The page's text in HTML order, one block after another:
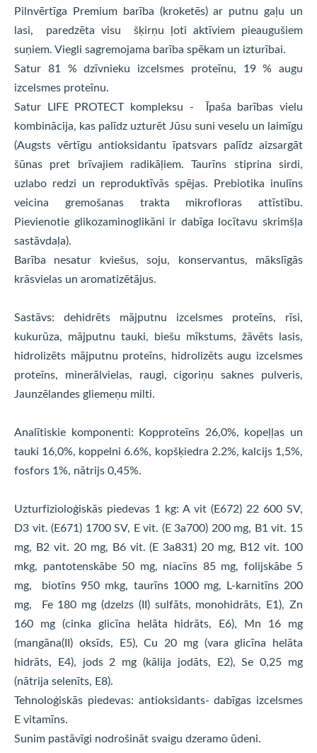
Pilnvērtīga Premium barība (kroketēs) ar putnu gaļu un
lasi, paredzēta visu šķirņu ļoti aktīviem pieaugušiem
suņiem. Viegli sagremojama barība spēkam un izturībai.
Satur 81 % dzīvnieku izcelsmes proteīnu, 19 % augu
izcelsmes proteīnu.
Satur LIFE PROTECT kompleksu - Īpaša barības vielu
kombinācija, kas palīdz uzturēt Jūsu suni veselu un laimīgu
(Augsts vērtīgu antioksidantu īpatsvars palīdz aizsargāt
šūnas pret brīvajiem radikāļiem. Taurīns stiprina sirdi,
uzlabo redzi un reproduktīvās spējas. Prebiotika inulīns
veicina gremošanas trakta mikrofloras attīstību.
Pievienotie glikozaminoglikāni ir dabīga locītavu skrimšļa
sastāvdaļa).
Barība nesatur kviešus, soju, konservantus, mākslīgās
krāsvielas un aromatizētājus.
Sastāvs: dehidrēts mājputnu izcelsmes proteīns, rīsi,
kukurūza, mājputnu tauki, biešu mīkstums, žāvēts lasis,
hidrolizēts mājputnu proteīns, hidrolizēts augu izcelsmes
proteīns, minerālvielas, raugi, cigoriņu saknes pulveris,
Jaunzēlandes gliemeņu milti.
Analītiskie komponenti: Kopproteīns 26,0%, kopeļļas un
tauki 16,0%, koppelni 6.6%, kopšķiedra 2.2%, kalcijs 1,5%,
fosfors 1%, nātrijs 0,45%.
Uzturfizioloģiskās piedevas 1 kg: A vit (E672) 22 600 SV,
D3 vit. (E671) 1700 SV, E vit. (E 3a700) 200 mg, B1 vit. 15
mg, B2 vit. 20 mg, B6 vit. (E 3a831) 20 mg, B12 vit. 100
mkg, pantotenskābe 50 mg, niacīns 85 mg, folijskābe 5
mg, biotīns 950 mkg, taurīns 1000 mg, L-karnitīns 200
mg, Fe 180 mg (dzelzs (II) sulfāts, monohidrāts, E1), Zn
160 mg (cinka glicīna helāta hidrāts, E6), Mn 16 mg
(mangāna(II) oksīds, E5), Cu 20 mg (vara glicīna helāta
hidrāts, E4), jods 2 mg (kālija jodāts, E2), Se 0,25 mg
(nātrija selenīts, E8).
Tehnoloģiskās piedevas: antioksidants- dabīgas izcelsmes
E vitamīns.
Sunim pastāvīgi nodrošināt svaigu dzeramo ūdeni.